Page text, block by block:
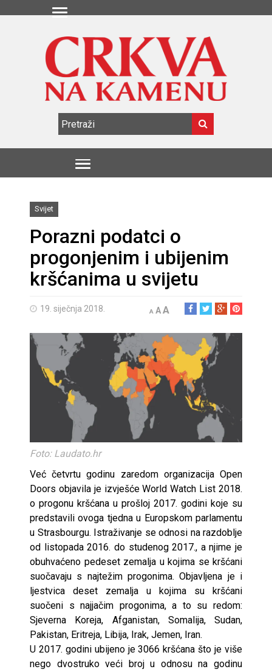
Svijet
Porazni podatci o
progonjenim i ubijenim
kršćanima u svijetu
19. siječnja 2018. A AA
Foto: Laudato.hr
Već četvrtu godinu zaredom organizacija Open
Doors objavila je izvješće World Watch List 2018.
o progonu kršćana u prošloj 2017. godini koje su
predstavili ovoga tjedna u Europskom parlamentu
u Strasbourgu. Istraživanje se odnosi na razdoblje
od listopada 2016. do studenog 2017., a njime je
obuhvaćeno pedeset zemalja u kojima se kršćani
suočavaju s najtežim progonima. Objavljena je i
ljestvica deset zemalja u kojima su kršćani
suočeni s najjačim progonima, a to su redom:
Sjeverna Koreja, Afganistan, Somalija, Sudan,
Pakistan, Eritreja, Libija, Irak, Jemen, Iran.
U 2017. godini ubijeno je 3066 kršćana što je više
nego dvostruko veći broj u odnosu na godinu